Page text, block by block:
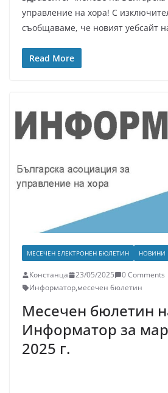
управление на хора! С
съобщаваме, че новият уебсайт
Read More
МЕСЕЧЕН ЕЛЕКТРОНЕН БЮЛЕТИН НОВИНИ
Констанца 23/05/2025
0 Comments
Информатор,месечен бюлетин
Месечен бюлетин
Информатор за
2025 г.